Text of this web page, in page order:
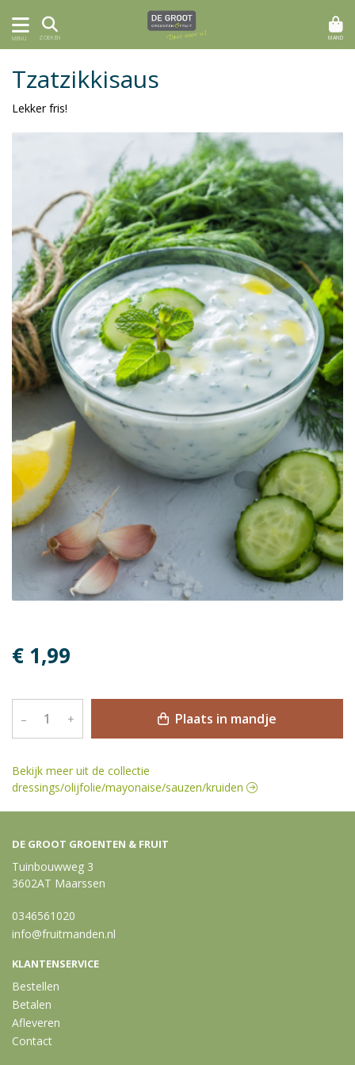
MENU ZOEKEN MAND
Tzatzikkisaus
Lekker fris!
€ 1,99
– + Plaats in mandje
Bekijk meer uit de collectie
dressings/olijfolie/mayonaise/sauzen/kruiden
DE GROOT GROENTEN & FRUIT
Tuinbouwweg 3
3602AT Maarssen
0346561020
info@fruitmanden.nl
KLANTENSERVICE
Bestellen
Betalen
Afleveren
Contact